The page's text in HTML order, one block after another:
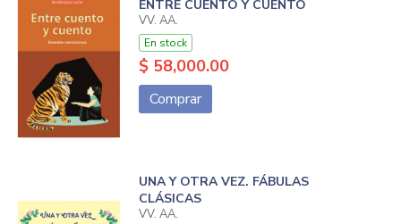
ENTRE CUENTO Y CUENTO
VV. AA.
En stock
$ 58,000.00
Comprar
UNA Y OTRA VEZ. FÁBULAS
CLÁSICAS
VV. AA.